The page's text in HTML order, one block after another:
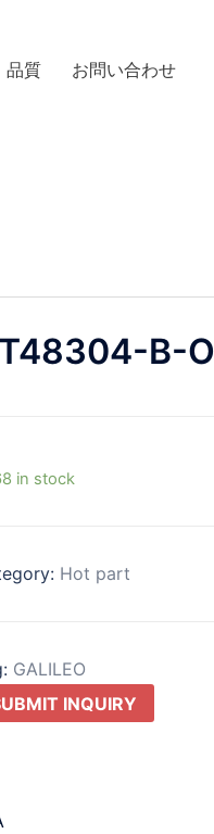
品質 お問い合わせ
B-O
in stock
Hot part
GALILEO
INQUIRY